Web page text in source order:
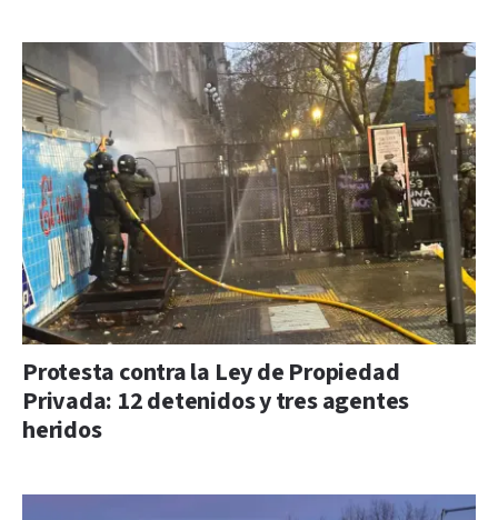
Protesta contra la Ley de Propiedad
Privada: 12 detenidos y tres agentes
heridos